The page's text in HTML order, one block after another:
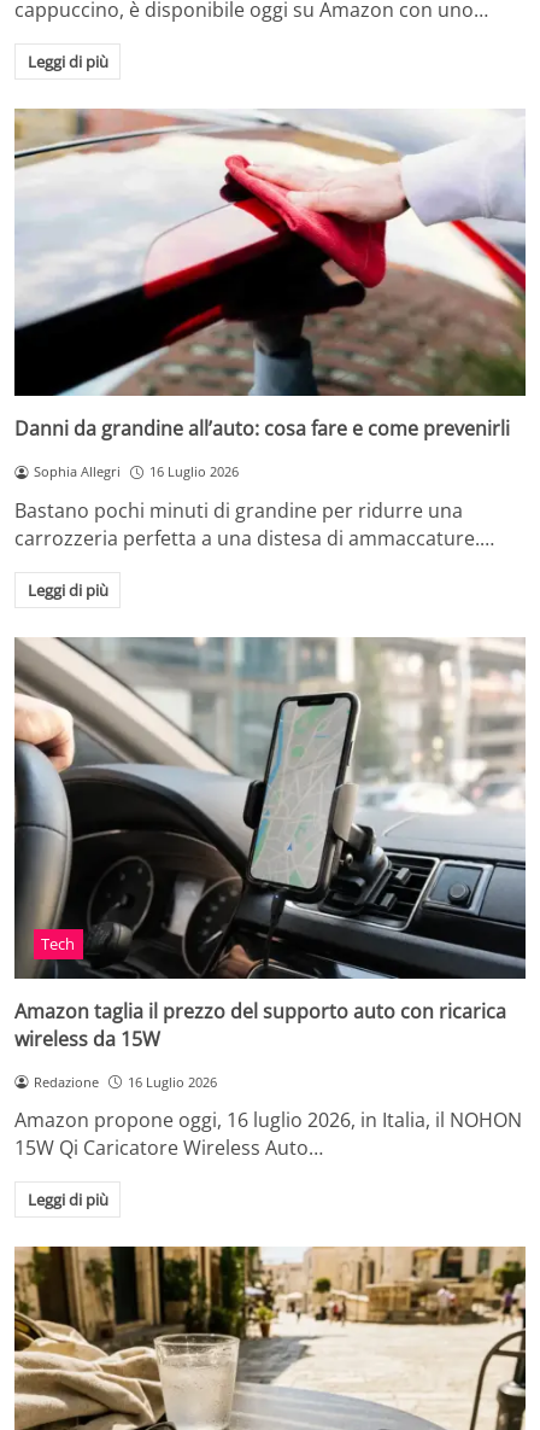
cappuccino, è disponibile oggi su Amazon con uno…
Leggi di più
Danni da grandine all’auto: cosa fare e come prevenirli
Sophia Allegri 16 Luglio 2026
Bastano pochi minuti di grandine per ridurre una
carrozzeria perfetta a una distesa di ammaccature.…
Leggi di più
Tech
Amazon taglia il prezzo del supporto auto con ricarica
wireless da 15W
Redazione 16 Luglio 2026
Amazon propone oggi, 16 luglio 2026, in Italia, il NOHON
15W Qi Caricatore Wireless Auto…
Leggi di più